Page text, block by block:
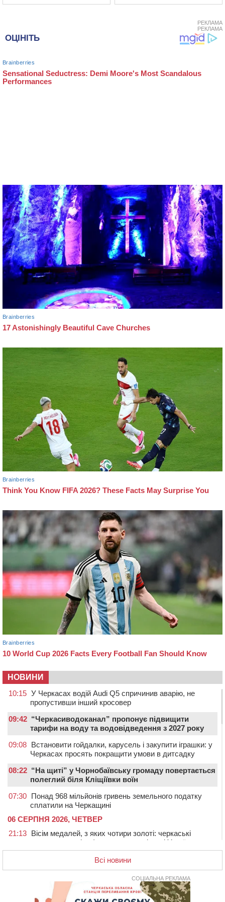
РЕКЛАМА
РЕКЛАМА
НОВИНИ
10:15 У Черкасах водій Audi Q5 спричинив аварію, не
пропустивши інший кросовер
09:42 “Черкасиводоканал” пропонує підвищити
тарифи на воду та водовідведення з 2027 року
09:08 Встановити гойдалки, карусель і закупити іграшки: у
Черкасах просять покращити умови в дитсадку
08:22 “На щиті” у Чорнобаївську громаду повертається
полеглий біля Кліщіївки воїн
07:30 Понад 968 мільйонів гривень земельного податку
сплатили на Черкащині
06 СЕРПНЯ 2026, ЧЕТВЕР
21:13 Вісім медалей, з яких чотири золоті: черкаські
спортсмени тріумфували на чемпіонаті України
На Черкащині спека протримається ще день
20:00 Педагогів Черкас запрошують на зустріч із
переможцем Global Teacher Prize Ukraine 2023
У Черкасах водійка протаранила Duster, коли
Всі новини
СОЦІАЛЬНА РЕКЛАМА